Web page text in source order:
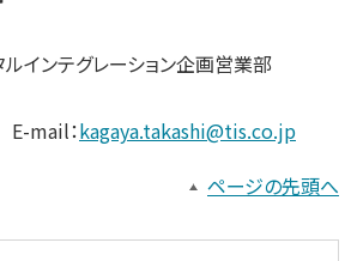
インテグレーション企画営業部
mail：kagaya.takashi@tis.co.jp
ページの先頭へ